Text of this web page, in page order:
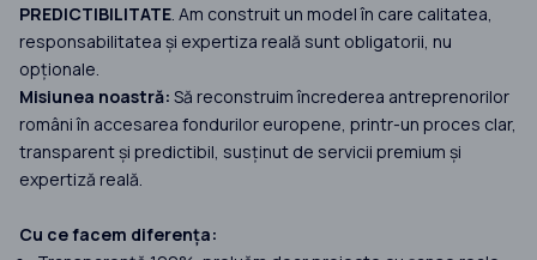
PREDICTIBILITATE. Am construit un model în care calitatea,
responsabilitatea și expertiza reală sunt obligatorii, nu
opționale.
Misiunea noastră: Să reconstruim încrederea antreprenorilor
români în accesarea fondurilor europene, printr-un proces clar,
transparent și predictibil, susținut de servicii premium și
expertiză reală.
Cu ce facem diferența: